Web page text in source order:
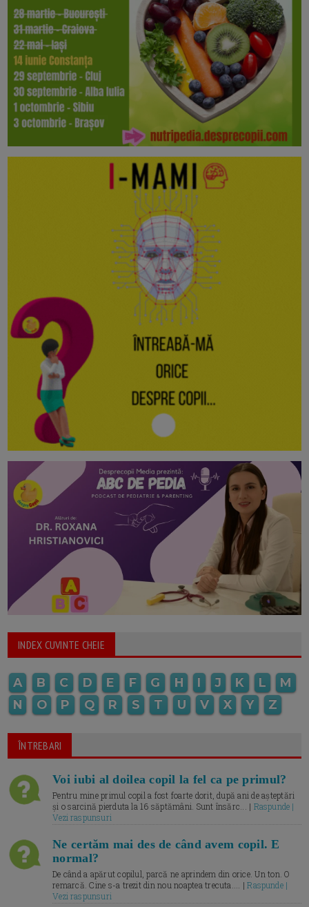
INDEX CUVINTE CHEIE
A B C D E F G H I J K L
M
N
O P Q R S T U V X Y Z
ÎNTREBARI
Voi iubi al doilea copil la fel ca pe primul?
Pentru mine primul copil a fost foarte dorit, după ani de așteptări
și o sarcină pierduta la 16 săptămâni. Sunt însărc... | Raspunde |
Vezi raspunsuri
Ne certăm mai des de când avem copil. E
normal?
De când a apărut copilul, parcă ne aprindem din orice. Un ton. O
remarcă. Cine s-a trezit din nou noaptea trecuta.... |Raspunde |
Vezi raspunsuri